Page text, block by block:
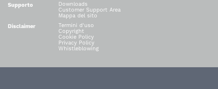
Supporto
Downloads
Customer Support Area
Mappa del sito
Disclaimer
Termini d'uso
Copyright
Cookie Policy
Privacy Policy
Whistleblowing